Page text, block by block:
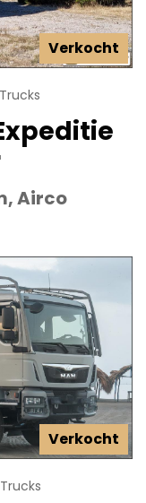
Verkocht
Airco
Verkocht